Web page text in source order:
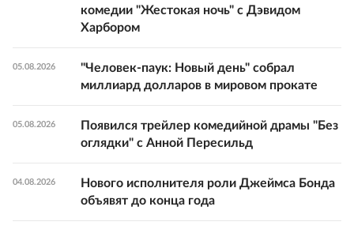
комедии "Жестокая ночь" с Дэвидом
Харбором
05.08.2026
"Человек-паук: Новый день" собрал
миллиард долларов в мировом прокате
05.08.2026
Появился трейлер комедийной драмы "Без
оглядки" с Анной Пересильд
04.08.2026
Нового исполнителя роли Джеймса Бонда
объявят до конца года